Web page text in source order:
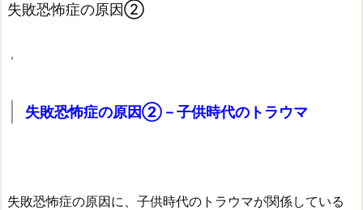
失敗恐怖症の原因②
失敗恐怖症の原因②－子供時代のトラウマ
失敗恐怖症の原因に、子供時代のトラウマが関係している